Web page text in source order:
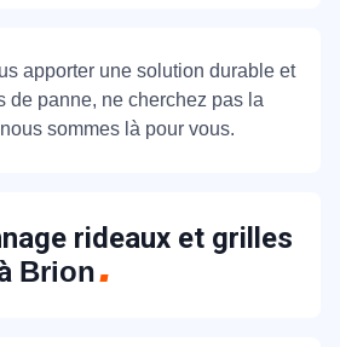
apporter une solution durable et
de panne, ne cherchez pas la
sommes là pour vous.
rideaux et grilles
Brion